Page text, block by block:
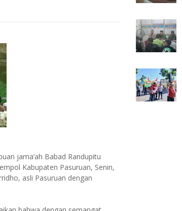
jama’ah Babad Randupitu
Kabupaten Pasuruan, Senin,
asli Pasuruan dengan